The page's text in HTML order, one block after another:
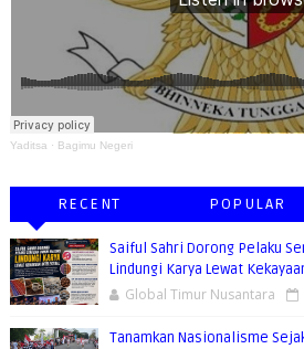
Yaditsa · Bagimu Negeri
RECENT POPULAR
Saiful Sahri Dorong Pelaku
Lindungi Karya Lewat
Global Timur Nusantara
Tanamkan Nasionalisme